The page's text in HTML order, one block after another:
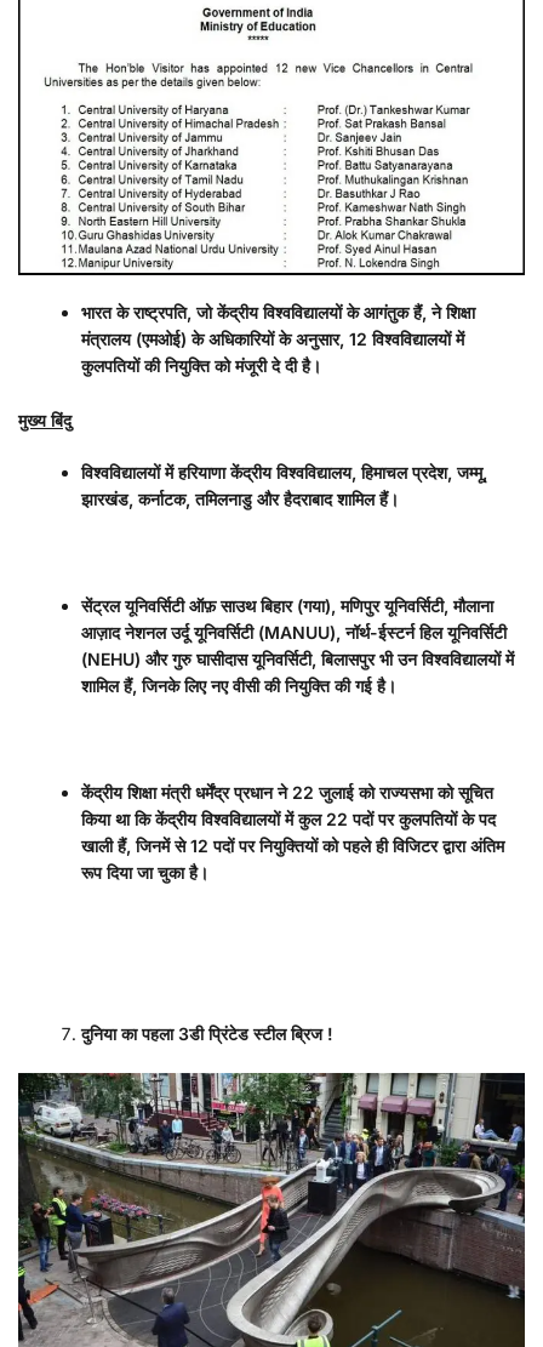
भारत के राष्ट्रपति,जो केंद्रीय विश्वविद्यालयों के आगंतुक हैं,ने शिक्षा
मंत्रालय (एमओई) के अधिकारियों के अनुसार, 12 विश्वविद्यालयों में
कुलपतियों की नियुक्ति को मंजूरी दे दी है।
मुख्य बिंदु
विश्वविद्यालयों में हरियाणा केंद्रीय विश्वविद्यालय,हिमाचल प्रदेश,जम्मू,
झारखंड,कर्नाटक,तमिलनाडु और हैदराबाद शामिल हैं।
सेंट्रल यूनिवर्सिटी ऑफ़ साउथ बिहार (गया),मणिपुर यूनिवर्सिटी,मौलाना
आज़ाद नेशनल उर्दू यूनिवर्सिटी (MANUU),नॉर्थ-ईस्टर्न हिल यूनिवर्सिटी
(NEHU)और गुरु घासीदास यूनिवर्सिटी,बिलासपुर भी उन विश्वविद्यालयों में
शामिल हैं,जिनके लिए नए वीसी की नियुक्ति की गई है।
केंद्रीय शिक्षा मंत्री धर्मेंद्र प्रधान ने 22जुलाई को राज्यसभा को सूचित
किया था कि केंद्रीय विश्वविद्यालयों में कुल 22पदों पर कुलपतियों के पद
खाली हैं,जिनमें से12पदों पर नियुक्तियों को पहले ही विजिटर द्वारा अंतिम
रूप दिया जा चुका है।
दुनिया का पहला3डी प्रिंटेड स्टील ब्रिज!